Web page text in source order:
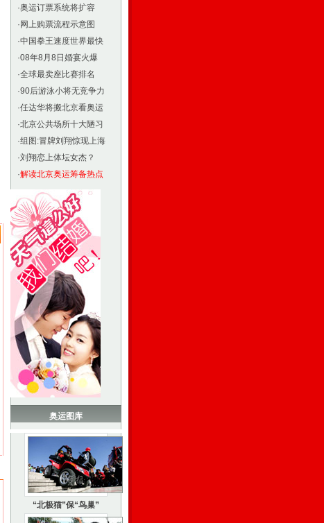
·奥运订票系统将扩容
· 网上购票流程示意图
·中国拳王速度世界最快
·08年8月8日婚宴火爆
·全球最卖座比赛排名
·90后游泳小将无竞争力
·任达华将搬北京看奥运
·北京公共场所十大陋习
·组图:冒牌刘翔惊现上海
·刘翔恋上体坛女杰？
·解读北京奥运筹备热点
奥运图库
“北极猫”保“鸟巢”